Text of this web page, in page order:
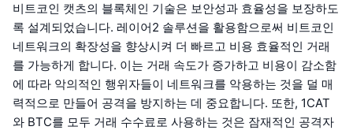
비트코인 캣츠의 블록체인 기술은 보안성과 효율성을 보장하도
록 설계되었습니다. 레이어2 솔루션을 활용함으로써 비트코인
네트워크의 확장성을 향상시켜 더 빠르고 비용 효율적인 거래
를 가능하게 합니다. 이는 거래 속도가 증가하고 비용이 감소함
에 따라 악의적인 행위자들이 네트워크를 악용하는 것을 덜 매
력적으로 만들어 공격을 방지하는 데 중요합니다. 또한, 1CAT
와 BTC를 모두 거래 수수료로 사용하는 것은 잠재적인 공격자